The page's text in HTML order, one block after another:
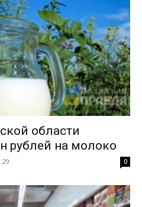
области
рублей на молоко
0